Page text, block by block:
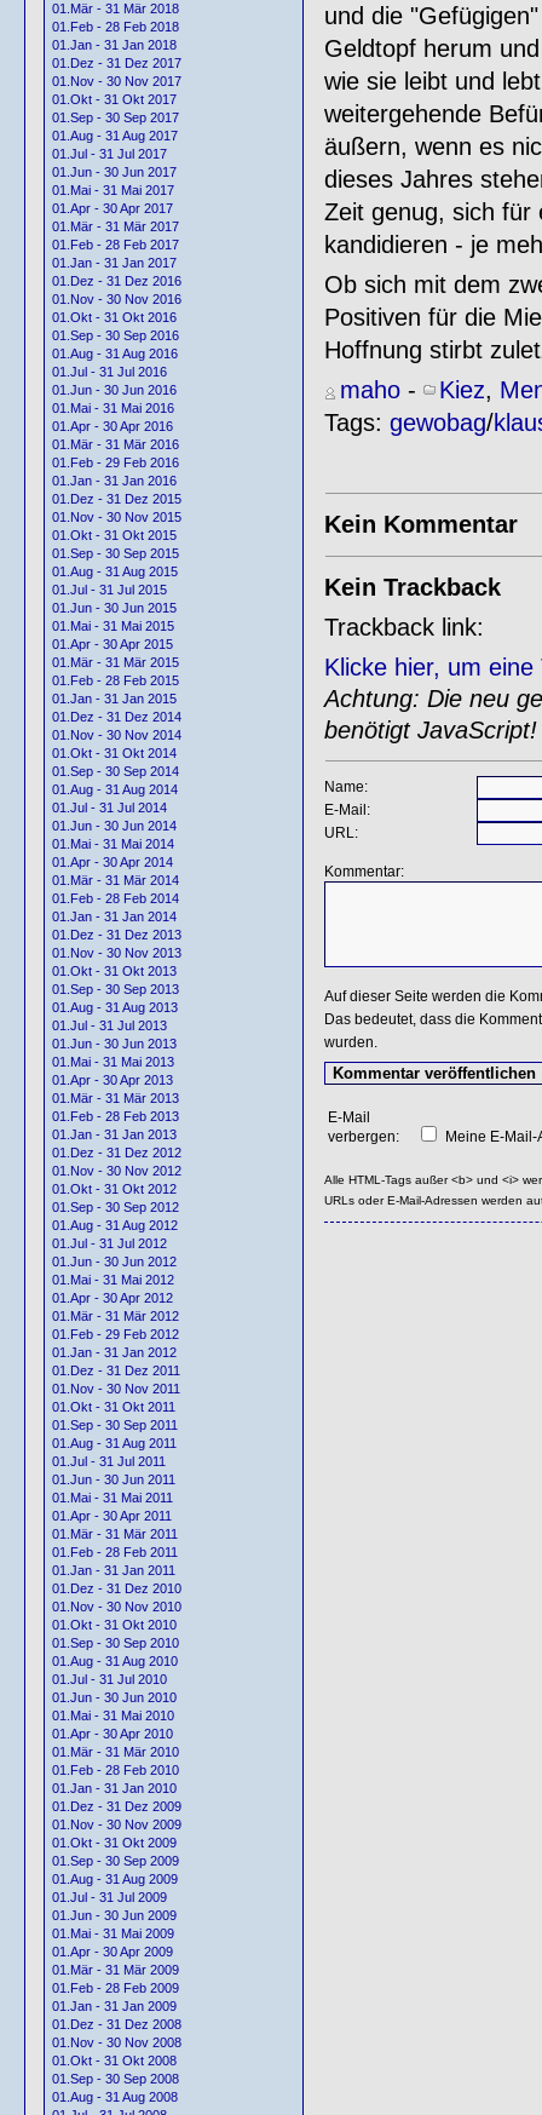
01.Mär - 31 Mär 2018
01.Feb - 28 Feb 2018
01.Jan - 31 Jan 2018
01.Dez - 31 Dez 2017
01.Nov - 30 Nov 2017
01.Okt - 31 Okt 2017
01.Sep - 30 Sep 2017
01.Aug - 31 Aug 2017
01.Jul - 31 Jul 2017
01.Jun - 30 Jun 2017
01.Mai - 31 Mai 2017
01.Apr - 30 Apr 2017
01.Mär - 31 Mär 2017
01.Feb - 28 Feb 2017
01.Jan - 31 Jan 2017
01.Dez - 31 Dez 2016
01.Nov - 30 Nov 2016
01.Okt - 31 Okt 2016
01.Sep - 30 Sep 2016
01.Aug - 31 Aug 2016
01.Jul - 31 Jul 2016
01.Jun - 30 Jun 2016
01.Mai - 31 Mai 2016
01.Apr - 30 Apr 2016
01.Mär - 31 Mär 2016
01.Feb - 29 Feb 2016
01.Jan - 31 Jan 2016
01.Dez - 31 Dez 2015
01.Nov - 30 Nov 2015
01.Okt - 31 Okt 2015
01.Sep - 30 Sep 2015
01.Aug - 31 Aug 2015
01.Jul - 31 Jul 2015
01.Jun - 30 Jun 2015
01.Mai - 31 Mai 2015
01.Apr - 30 Apr 2015
01.Mär - 31 Mär 2015
01.Feb - 28 Feb 2015
01.Jan - 31 Jan 2015
01.Dez - 31 Dez 2014
01.Nov - 30 Nov 2014
01.Okt - 31 Okt 2014
01.Sep - 30 Sep 2014
01.Aug - 31 Aug 2014
01.Jul - 31 Jul 2014
01.Jun - 30 Jun 2014
01.Mai - 31 Mai 2014
01.Apr - 30 Apr 2014
01.Mär - 31 Mär 2014
01.Feb - 28 Feb 2014
01.Jan - 31 Jan 2014
01.Dez - 31 Dez 2013
01.Nov - 30 Nov 2013
01.Okt - 31 Okt 2013
01.Sep - 30 Sep 2013
01.Aug - 31 Aug 2013
01.Jul - 31 Jul 2013
01.Jun - 30 Jun 2013
01.Mai - 31 Mai 2013
01.Apr - 30 Apr 2013
01.Mär - 31 Mär 2013
01.Feb - 28 Feb 2013
01.Jan - 31 Jan 2013
01.Dez - 31 Dez 2012
01.Nov - 30 Nov 2012
01.Okt - 31 Okt 2012
01.Sep - 30 Sep 2012
01.Aug - 31 Aug 2012
01.Jul - 31 Jul 2012
01.Jun - 30 Jun 2012
01.Mai - 31 Mai 2012
01.Apr - 30 Apr 2012
01.Mär - 31 Mär 2012
01.Feb - 29 Feb 2012
01.Jan - 31 Jan 2012
01.Dez - 31 Dez 2011
01.Nov - 30 Nov 2011
01.Okt - 31 Okt 2011
01.Sep - 30 Sep 2011
01.Aug - 31 Aug 2011
01.Jul - 31 Jul 2011
01.Jun - 30 Jun 2011
01.Mai - 31 Mai 2011
01.Apr - 30 Apr 2011
01.Mär - 31 Mär 2011
01.Feb - 28 Feb 2011
01.Jan - 31 Jan 2011
01.Dez - 31 Dez 2010
01.Nov - 30 Nov 2010
01.Okt - 31 Okt 2010
01.Sep - 30 Sep 2010
01.Aug - 31 Aug 2010
01.Jul - 31 Jul 2010
01.Jun - 30 Jun 2010
01.Mai - 31 Mai 2010
01.Apr - 30 Apr 2010
01.Mär - 31 Mär 2010
01.Feb - 28 Feb 2010
01.Jan - 31 Jan 2010
01.Dez - 31 Dez 2009
01.Nov - 30 Nov 2009
01.Okt - 31 Okt 2009
01.Sep - 30 Sep 2009
01.Aug - 31 Aug 2009
01.Jul - 31 Jul 2009
01.Jun - 30 Jun 2009
01.Mai - 31 Mai 2009
01.Apr - 30 Apr 2009
01.Mär - 31 Mär 2009
01.Feb - 28 Feb 2009
01.Jan - 31 Jan 2009
01.Dez - 31 Dez 2008
01.Nov - 30 Nov 2008
01.Okt - 31 Okt 2008
01.Sep - 30 Sep 2008
01.Aug - 31 Aug 2008
und die
Geldtopf herum
wie sie leibt und
weitergehende
äußern, wenn es
dieses Jahres
Zeit genug, sich für
kandidieren - je
Ob sich mit dem
Positiven für die
Hoffnung stirbt
maho- Kiez,
Tags: gewobag/
Kein Kommentar
Kein Trackback
Trackback link:
Klicke hier, um
Achtung: Die neu
benötigt JavaScript!
Name:
E-Mail:
URL:
Kommentar:
Auf dieser Seite werden die
Das bedeutet, dass die
wurden.
E-Mail
verbergen:
Meine E-
Alle HTML-Tags außer <b> und <i>
URLs oder E-Mail-Adressen werden